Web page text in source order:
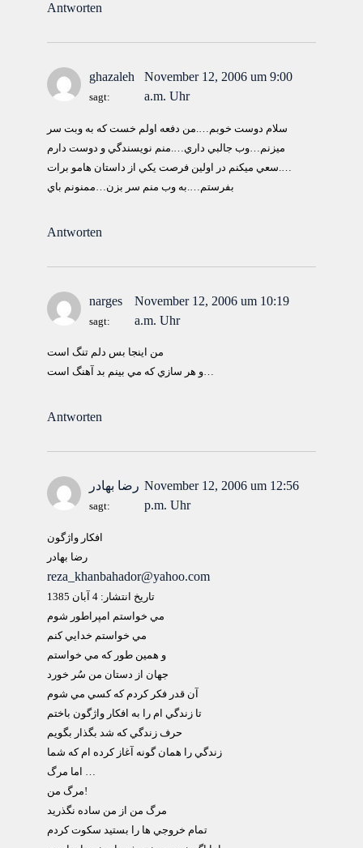
Antworten
ghazaleh
sagt:
November 12, 2006 um 9:00
a.m. Uhr
سلام دوست خوبم….من دفعه اولم خست كه به وبت سر
ميزنم…وب جالبي داري….منم نويسندگي و دوست دارم
….سعي ميكنم در اولين فرصت يكي از داستان هامو برات
بفرستم….به وب منم سر بزن…ممنونم باي
Antworten
narges
sagt:
November 12, 2006 um 10:19
a.m. Uhr
من اينجا بس دلم تنگ است
و هر سازي كه مي بينم بد آهنگ است…
Antworten
رضا بهادر
sagt:
November 12, 2006 um 12:56
p.m. Uhr
افکار واژگون
رضا بهادر
reza_khanbahador@yahoo.com
تاريخ انتشار: 4 آبان 1385
مي خواستم امپراطور شوم
مي خواستم خدايي کنم
و همين طور که مي خواستم
جهان از دستان من سُر خورد
آن قدر فکر کردم که کسي مي شوم
تا زندگي ام را به افکار واژگون باختم
حرف زندگي که شد بگذار بگويم
زندگي را همان گونه آغاز کرده ام که شما
مرگ من!
مرگ من از من ساده نگذريد
تمام خروجي ها را بستيد سکوت کردم